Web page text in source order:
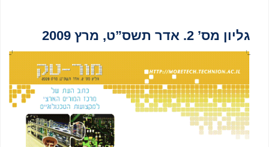
גליון מס’ 2. אדר תשס”ט, מרץ 2009